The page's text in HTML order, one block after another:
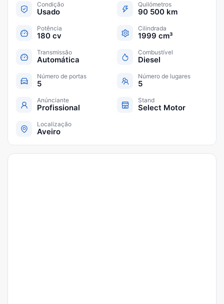
Condição
Usado
Quilómetros
90 500 km
Potência
180 cv
Cilindrada
1999 cm³
Transmissão
Automática
Combustível
Diesel
Número de portas
5
Número de lugares
5
Anúnciante
Profissional
Stand
Select Motor
Localização
Aveiro